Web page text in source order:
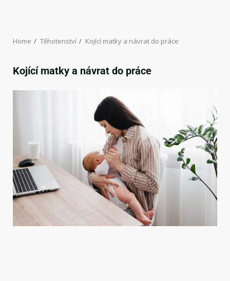
Home Těhotenství Kojící matky a návrat do práce
Kojící matky a návrat do práce